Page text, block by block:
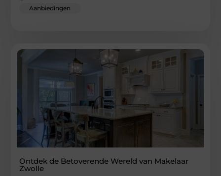
Aanbiedingen
Ontdek de Betoverende Wereld van Makelaar
Zwolle